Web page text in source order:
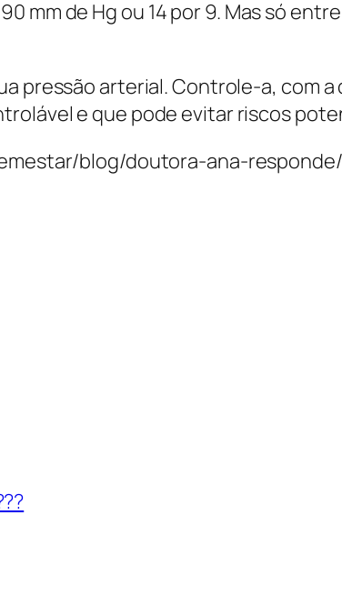
mm de Hg ou 14 por 9. Mas só
pressão arterial. Controle-a, com
e que pode evitar riscos
blog/doutora-ana-responde/